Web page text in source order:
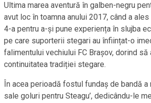
Ultima marea aventură în galben-negru
avut loc în toamna anului 2017, când a
4-a pentru a-și pune experiența în slujba
pe care suporterii stegari au înființat-o
falimentului vechiului FC Brașov, dorind să
continuitatea tradiției stegare.
În acea perioadă fostul fundaș de bandă a
sale goluri pentru Steagu’, dedicându-le